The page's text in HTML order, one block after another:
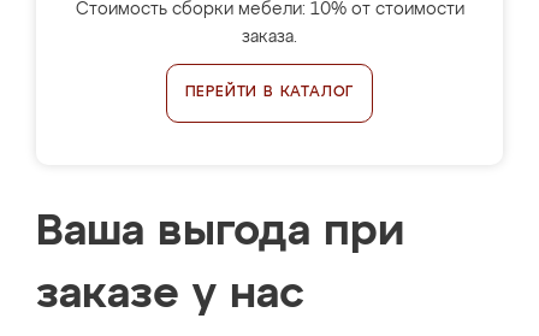
Стоимость сборки мебели: 10% от стоимости
заказа.
ПЕРЕЙТИ В КАТАЛОГ
Ваша выгода при
заказе у нас